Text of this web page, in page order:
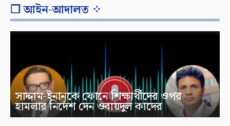
❐ আইন-আদালত ⁘
সাদ্দাম-ইনানকে ফোনে শিক্ষার্থীদের ওপর
হামলার নির্দেশ দেন ওবায়দুল কাদের